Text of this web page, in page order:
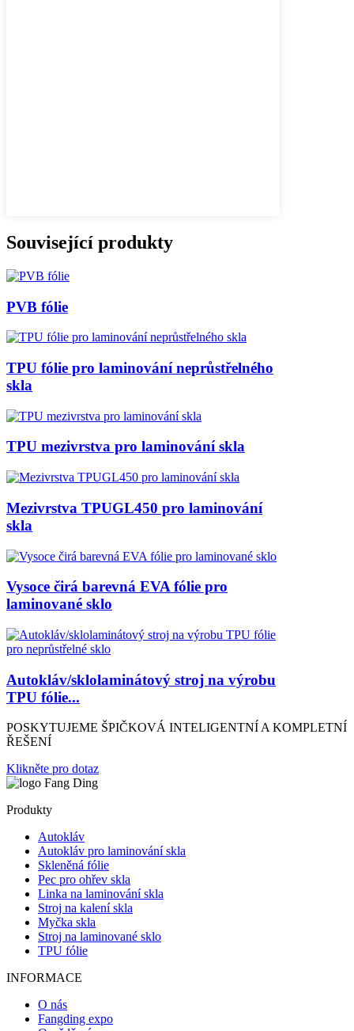
Související produkty
PVB fólie
TPU fólie pro laminování neprůstřelného
skla
TPU mezivrstva pro laminování skla
Mezivrstva TPUGL450 pro laminování
skla
Vysoce čirá barevná EVA fólie pro
laminované sklo
Autokláv/sklolaminátový stroj na výrobu
TPU fólie...
POSKYTUJEME ŠPIČKOVÁ INTELIGENTNÍ A KOMPLETNÍ
ŘEŠENÍ
Klikněte pro dotaz
Produkty
Autokláv
Autokláv pro laminování skla
Skleněná fólie
Pec pro ohřev skla
Linka na laminování skla
Stroj na kalení skla
Myčka skla
Stroj na laminované sklo
TPU fólie
INFORMACE
O nás
Fangding expo